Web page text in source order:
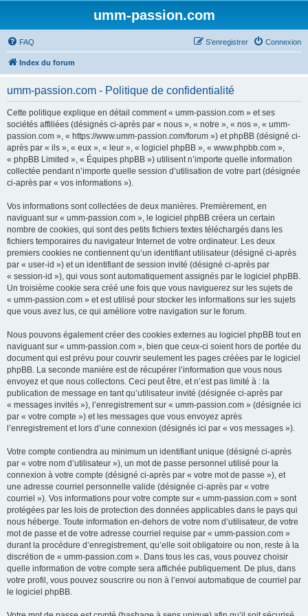
umm-passion.com
FAQ Connexion
S’enregistrer
Index du forum
umm-passion.com - Politique de confidentialité
Cette politique explique en détail comment « umm-passion.com » et ses
sociétés affiliées (désignés ci-après par « nous », « notre », « nos », « umm-
passion.com », « https://www.umm-passion.com/forum ») et phpBB (désigné ci-
après par « ils », « eux », « leur », « logiciel phpBB », « www.phpbb.com »,
« phpBB Limited », « Équipes phpBB ») utilisent n’importe quelle information
collectée pendant n’importe quelle session d’utilisation de votre part (désignée
ci-après par « vos informations »).
Vos informations sont collectées de deux manières. Premièrement, en
naviguant sur « umm-passion.com », le logiciel phpBB créera un certain
nombre de cookies, qui sont des petits fichiers textes téléchargés dans les
fichiers temporaires du navigateur Internet de votre ordinateur. Les deux
premiers cookies ne contiennent qu’un identifiant utilisateur (désigné ci-après
par « user-id ») et un identifiant de session invité (désigné ci-après par
« session-id »), qui vous sont automatiquement assignés par le logiciel phpBB.
Un troisième cookie sera créé une fois que vous naviguerez sur les sujets de
« umm-passion.com » et est utilisé pour stocker les informations sur les sujets
que vous avez lus, ce qui améliore votre navigation sur le forum.
Nous pouvons également créer des cookies externes au logiciel phpBB tout en
naviguant sur « umm-passion.com », bien que ceux-ci soient hors de portée du
document qui est prévu pour couvrir seulement les pages créées par le logiciel
phpBB. La seconde manière est de récupérer l’information que vous nous
envoyez et que nous collectons. Ceci peut être, et n’est pas limité à : la
publication de message en tant qu’utilisateur invité (désignée ci-après par
« messages invités »), l’enregistrement sur « umm-passion.com » (désignée ici
par « votre compte ») et les messages que vous envoyez après
l’enregistrement et lors d’une connexion (désignés ici par « vos messages »).
Votre compte contiendra au minimum un identifiant unique (désigné ci-après
par « votre nom d’utilisateur »), un mot de passe personnel utilisé pour la
connexion à votre compte (désigné ci-après par « votre mot de passe »), et
une adresse courriel personnelle valide (désignée ci-après par « votre
courriel »). Vos informations pour votre compte sur « umm-passion.com » sont
protégées par les lois de protection des données applicables dans le pays qui
nous héberge. Toute information en-dehors de votre nom d’utilisateur, de votre
mot de passe et de votre adresse courriel requise par « umm-passion.com »
durant la procédure d’enregistrement, qu’elle soit obligatoire ou non, reste à la
discrétion de « umm-passion.com ». Dans tous les cas, vous pouvez choisir
quelle information de votre compte sera affichée publiquement. De plus, dans
votre profil, vous pouvez souscrire ou non à l’envoi automatique de courriel par
le logiciel phpBB.